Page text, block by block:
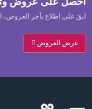
ابقَ على اطلاع بآخر العروض،
عرض العروض